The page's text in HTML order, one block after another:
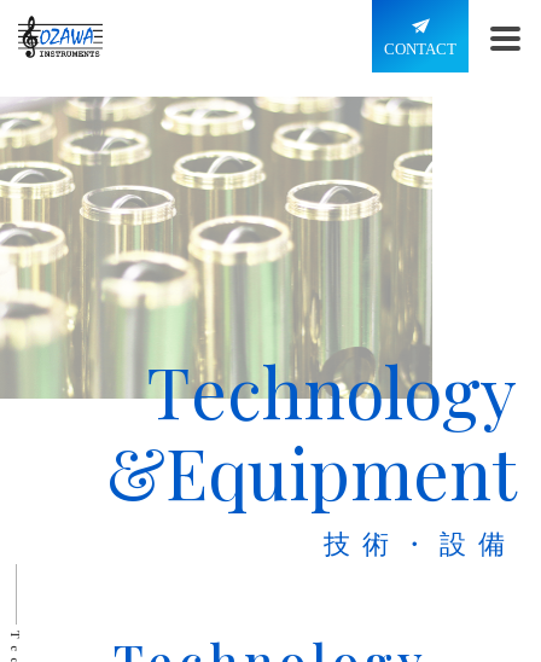
CONTACT
Technology
&Equipment
技 術 ・ 設 備